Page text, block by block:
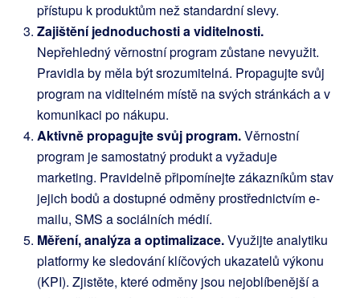
přístupu k produktům než standardní slevy.
Zajištění jednoduchosti a viditelnosti.
Nepřehledný věrnostní program zůstane nevyužit.
Pravidla by měla být srozumitelná. Propagujte svůj
program na viditelném místě na svých stránkách a v
komunikaci po nákupu.
Aktivně propagujte svůj program.Věrnostní
program je samostatný produkt a vyžaduje
marketing. Pravidelně připomínejte zákazníkům stav
jejich bodů a dostupné odměny prostřednictvím e-
mailu, SMS a sociálních médií.
Měření, analýza a optimalizace.Využijte analytiku
platformy ke sledování klíčových ukazatelů výkonu
(KPI). Zjistěte, které odměny jsou nejoblíbenější a